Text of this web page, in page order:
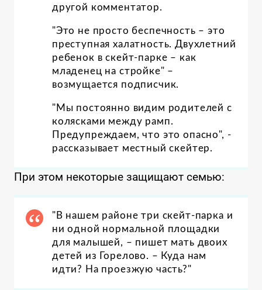
другой комментатор.
"Это не просто беспечность – это
преступная халатность. Двухлетний
ребенок в скейт-парке – как
младенец на стройке" –
возмущается подписчик.
"Мы постоянно видим родителей с
колясками между рамп.
Предупреждаем, что это опасно", -
рассказывает местный скейтер.
При этом некоторые защищают семью:
"В нашем районе три скейт-парка и
ни одной нормальной площадки
для малышей, – пишет мать двоих
детей из Горелово. – Куда нам
идти? На проезжую часть?"